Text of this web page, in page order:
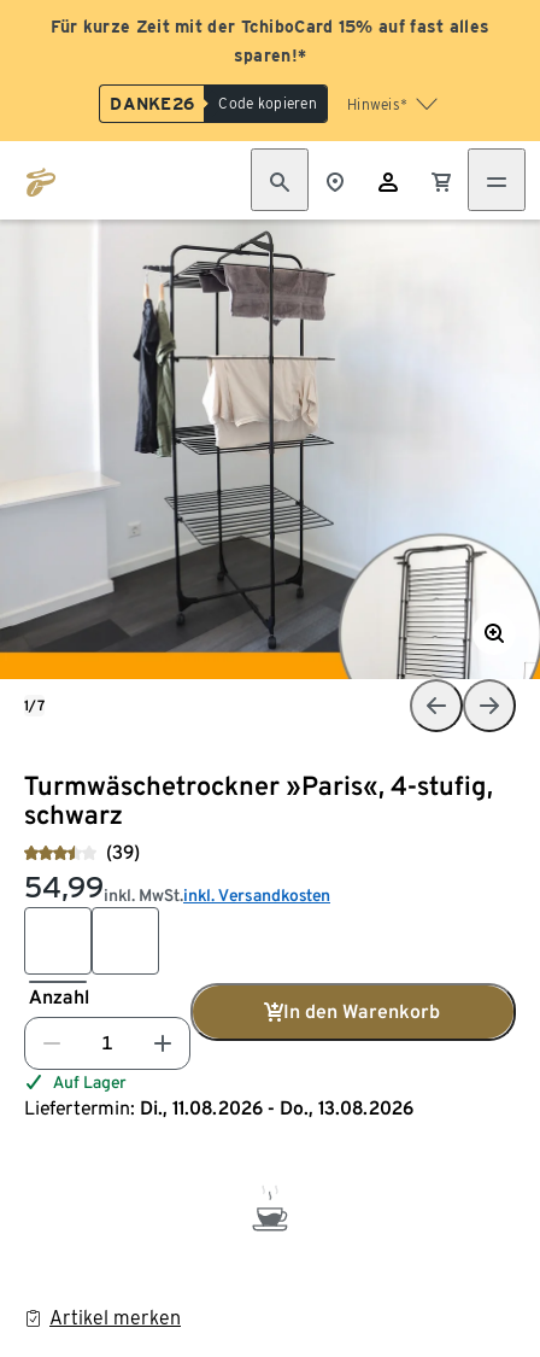
Für kurze Zeit mit der TchiboCard 15% auf fast alles
sparen!*
DANKE26 Code kopieren Hinweis*
Turmwäschetrockner »Paris«, 4-stufig,
schwarz
(39)
54,99inkl. MwSt.inkl. Versandkosten
Anzahl
In den Warenkorb
Auf Lager
Liefertermin: Di., 11.08.2026 - Do., 13.08.2026
Artikel merken
1/7